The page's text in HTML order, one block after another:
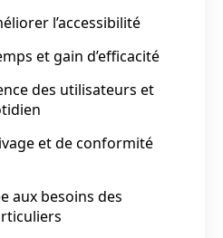
l’accessibilité
et gain d’efficacité
des utilisateurs et
et de conformité
aux besoins des